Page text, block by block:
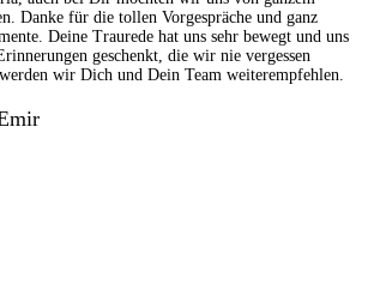
Danke für die tollen Vorgespräche und ganz
Deine Traurede hat uns sehr bewegt und uns
geschenkt, die wir nie vergessen
wir Dich und Dein Team weiterempfehlen.